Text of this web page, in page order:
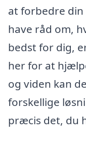
at forbedre din
have råd om,
bedst for dig,
her for at
og viden kan
forskellige
præcis det, du